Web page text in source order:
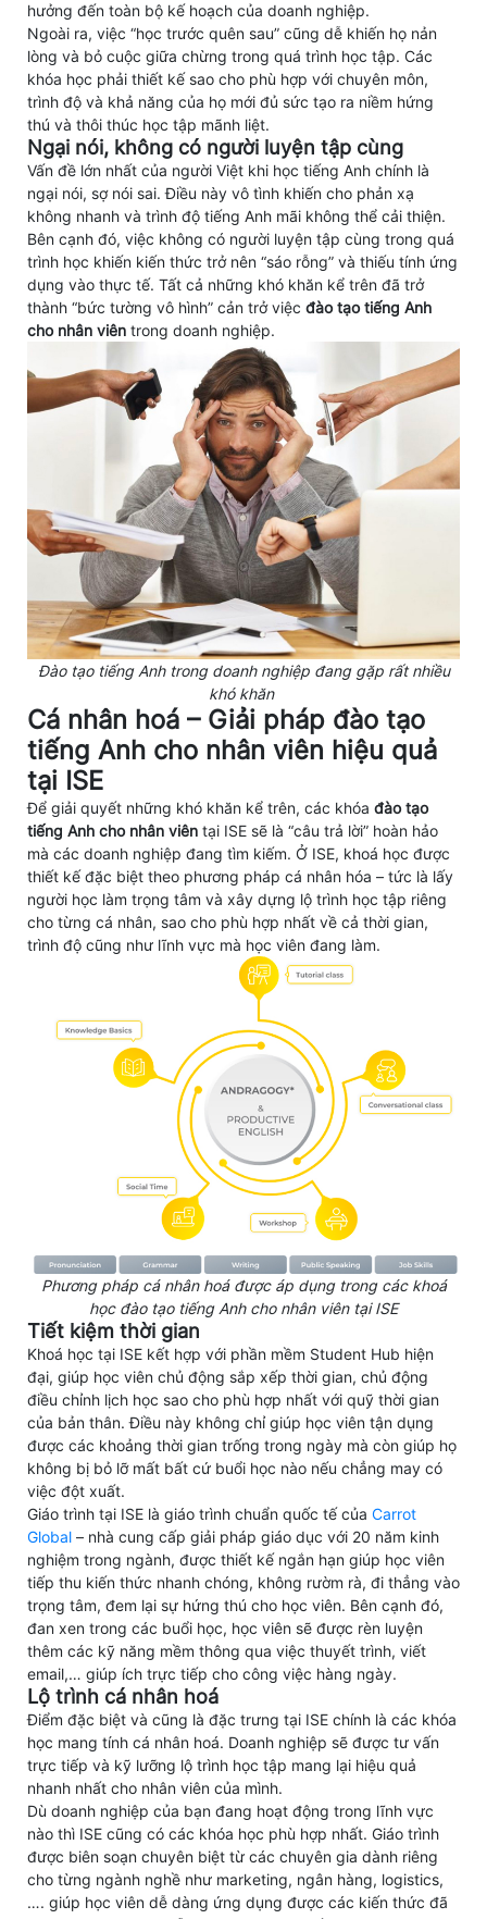
hưởng đến toàn bộ kế hoạch của doanh nghiệp.
Ngoài ra, việc “học trước quên sau” cũng dễ khiến họ nản
lòng và bỏ cuộc giữa chừng trong quá trình học tập. Các
khóa học phải thiết kế sao cho phù hợp với chuyên môn,
trình độ và khả năng của họ mới đủ sức tạo ra niềm hứng
thú và thôi thúc học tập mãnh liệt.
Ngại nói, không có người luyện tập cùng
Vấn đề lớn nhất của người Việt khi học tiếng Anh chính là
ngại nói, sợ nói sai. Điều này vô tình khiến cho phản xạ
không nhanh và trình độ tiếng Anh mãi không thể cải thiện.
Bên cạnh đó, việc không có người luyện tập cùng trong quá
trình học khiến kiến thức trở nên “sáo rỗng” và thiếu tính ứng
dụng vào thực tế. Tất cả những khó khăn kể trên đã trở
thành “bức tường vô hình” cản trở việc đào tạo tiếng Anh
cho nhân viên trong doanh nghiệp.
Đào tạo tiếng Anh trong doanh nghiệp đang gặp rất nhiều
khó khăn
Cá nhân hoá – Giải pháp đào tạo
tiếng Anh cho nhân viên hiệu quả
tại ISE
Để giải quyết những khó khăn kể trên, các khóa đào tạo
tiếng Anh cho nhân viên tại ISE sẽ là “câu trả lời” hoàn hảo
mà các doanh nghiệp đang tìm kiếm. Ở ISE, khoá học được
thiết kế đặc biệt theo phương pháp cá nhân hóa – tức là lấy
người học làm trọng tâm và xây dựng lộ trình học tập riêng
cho từng cá nhân, sao cho phù hợp nhất về cả thời gian,
trình độ cũng như lĩnh vực mà học viên đang làm.
Phương pháp cá nhân hoá được áp dụng trong các khoá
học đào tạo tiếng Anh cho nhân viên tại ISE
​​Tiết kiệm thời gian
Khoá học tại ISE kết hợp với phần mềm Student Hub hiện
đại, giúp học viên chủ động sắp xếp thời gian, chủ động
điều chỉnh lịch học sao cho phù hợp nhất với quỹ thời gian
của bản thân. Điều này không chỉ giúp học viên tận dụng
được các khoảng thời gian trống trong ngày mà còn giúp họ
không bị bỏ lỡ mất bất cứ buổi học nào nếu chẳng may có
việc đột xuất.
Giáo trình tại ISE là giáo trình chuẩn quốc tế của Carrot
Global – nhà cung cấp giải pháp giáo dục với 20 năm kinh
nghiệm trong ngành, được thiết kế ngắn hạn giúp học viên
tiếp thu kiến thức nhanh chóng, không rườm rà, đi thẳng vào
trọng tâm, đem lại sự hứng thú cho học viên. Bên cạnh đó,
đan xen trong các buổi học, học viên sẽ được rèn luyện
thêm các kỹ năng mềm thông qua việc thuyết trình, viết
email,… giúp ích trực tiếp cho công việc hàng ngày.
Lộ trình cá nhân hoá
Điểm đặc biệt và cũng là đặc trưng tại ISE chính là các khóa
học mang tính cá nhân hoá. Doanh nghiệp sẽ được tư vấn
trực tiếp và kỹ lưỡng lộ trình học tập mang lại hiệu quả
nhanh nhất cho nhân viên của mình.
Dù doanh nghiệp của bạn đang hoạt động trong lĩnh vực
nào thì ISE cũng có các khóa học phù hợp nhất. Giáo trình
được biên soạn chuyên biệt từ các chuyên gia dành riêng
cho từng ngành nghề như marketing, ngân hàng, logistics,
…. giúp học viên dễ dàng ứng dụng được các kiến thức đã